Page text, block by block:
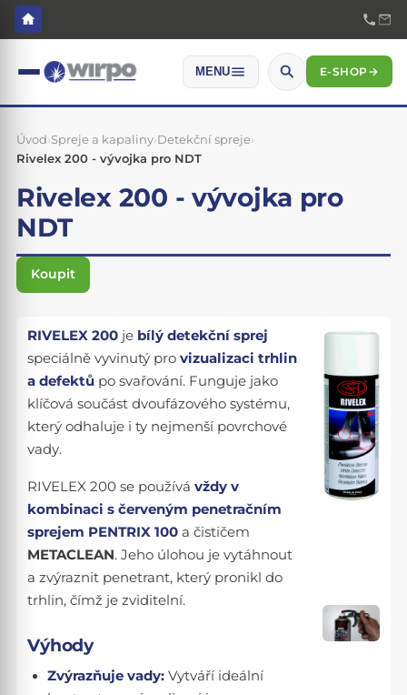
MENU E-SHOP→
Úvod›Spreje a kapaliny›Detekční spreje›
Rivelex 200 - vývojka pro NDT
Rivelex 200 - vývojka pro
NDT
Koupit
RIVELEX 200 je bílý detekční sprej
speciálně vyvinutý provizualizaci trhlin
a defektů po svařování. Funguje jako
klíčová součást dvoufázového systému,
který odhaluje i ty nejmenší povrchové
vady.
RIVELEX 200 se používávždy v
kombinaci s červeným penetračním
sprejem PENTRIX 100 a čističem
METACLEAN. Jeho úlohou je vytáhnout
a zvýraznit penetrant, který pronikl do
trhlin, čímž je zviditelní.
Výhody
Zvýrazňuje vady: Vytváří ideální